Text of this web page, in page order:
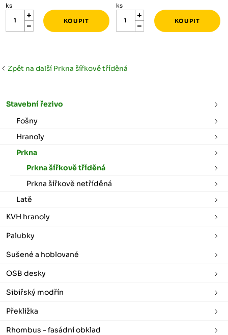
ks ks
Zpět na další Prkna šířkově tříděná
Stavební řezivo
Fošny
Hranoly
Prkna
Prkna šířkově tříděná
Prkna šířkově netříděná
Latě
KVH hranoly
Palubky
Sušené a hoblované
OSB desky
Sibiřský modřín
Překližka
Rhombus - fasádní obklad